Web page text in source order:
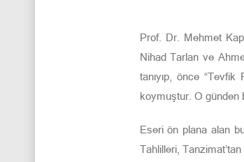
Prof. Dr. Mehmet
Nihad Tarlan ve
tanıyıp, önce
koymuştur. O günden
Eseri ön plana alan
Tahlilleri,